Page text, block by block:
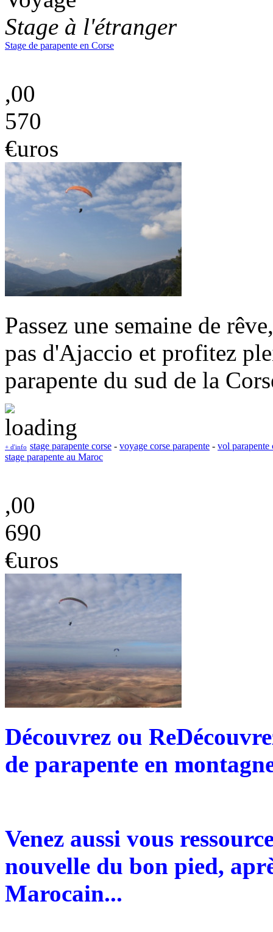
Stage à l'étranger
Stage de parapente en Corse
,00
570
€uros
Passez une semaine de
pas d'Ajaccio et profitez
parapente du sud de la
+ d'info stage parapente corse - voyage corse parapente - vol parapente
stage parapente au Maroc
,00
690
€uros
Découvrez ou
de parapente en
Venez aussi vous
nouvelle du bon pied,
Marocain...